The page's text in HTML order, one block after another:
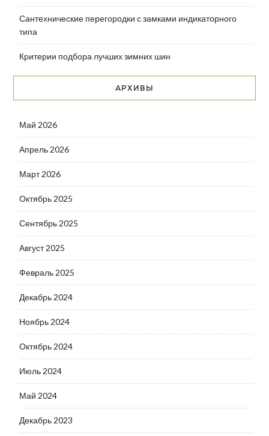
Сантехнические перегородки с замками индикаторного
типа
Критерии подбора лучших зимних шин
АРХИВЫ
Май 2026
Апрель 2026
Март 2026
Октябрь 2025
Сентябрь 2025
Август 2025
Февраль 2025
Декабрь 2024
Ноябрь 2024
Октябрь 2024
Июль 2024
Май 2024
Декабрь 2023